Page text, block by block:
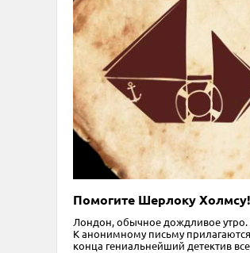
Помогите Шерлоку Холмсу!
Лондон, обычное дождливое утро.
К анонимному письму
конца гениальнейший детектив